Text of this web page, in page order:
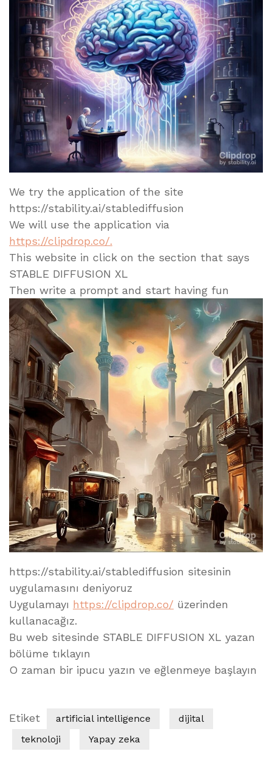
We try the application of the site
https://stability.ai/stablediffusion
We will use the application via
https://clipdrop.co/.
This website in click on the section that says
STABLE DIFFUSION XL
Then write a prompt and start having fun
https://stability.ai/stablediffusion sitesinin
uygulamasını deniyoruz
Uygulamayı https://clipdrop.co/ üzerinden
kullanacağız.
Bu web sitesinde STABLE DIFFUSION XL yazan
bölüme tıklayın
O zaman bir ipucu yazın ve eğlenmeye başlayın
Etiket artificial intelligence
dijital
teknoloji
Yapay zeka